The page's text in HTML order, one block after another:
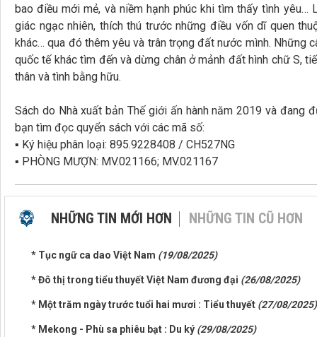
bao điều mới mẻ, và niềm hạnh phúc khi tìm thấy tình
giác ngạc nhiên, thích thú trước những điều vốn dĩ quen
khác… qua đó thêm yêu và trân trọng đất nước mình. Những
quốc tế khác tìm đến và dừng chân ở mảnh đất hình chữ S,
thân và tình bằng hữu.
Sách do Nhà xuất bản Thế giới ấn hành năm 2019 và đang
bạn tìm đọc quyển sách với các mã số:
▪ Ký hiệu phân loại: 895.9228408 / CH527NG
▪ PHÒNG MƯỢN: MV.021166; MV.021167
NHỮNG TIN MỚI HƠN NHỮNG TIN CŨ HƠN
* Tục ngữ ca dao Việt Nam (19/08/2025)
* Đô thị trong tiểu thuyết Việt Nam đương đại (26/08/2025)
* Một trăm ngày trước tuổi hai mươi : Tiểu thuyết (27/08/2025)
* Mekong - Phù sa phiêu bạt : Du ký (29/08/2025)